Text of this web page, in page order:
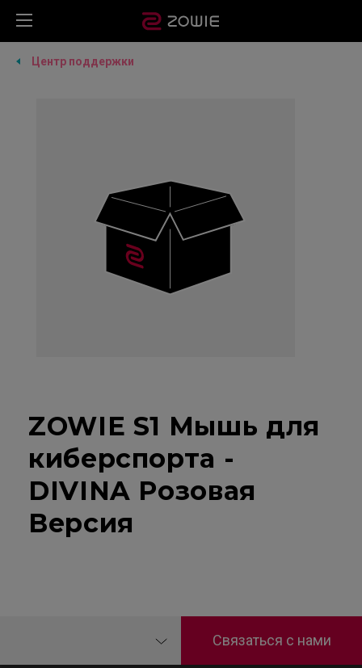
Центр поддержки
ZOWIE S1 Мышь для
киберспорта -
DIVINA Розовая
Версия
Связаться с нами